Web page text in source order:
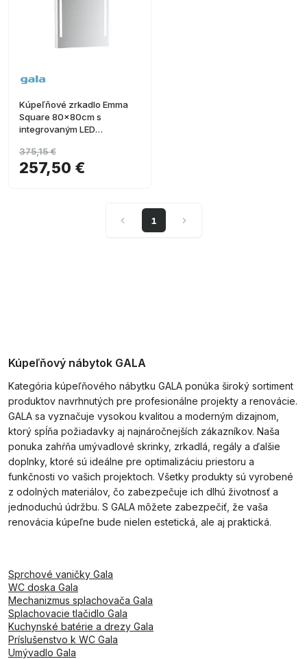
Kúpeľňové zrkadlo Emma
Square 80x80cm s
integrovaným LED
257,50 €
375,15 €
1
Kúpeľňový nábytok GALA
Kategória kúpeľňového nábytku GALA ponúka široký sortiment
produktov navrhnutých pre profesionálne projekty a renovácie.
GALA sa vyznačuje vysokou kvalitou a moderným dizajnom,
ktorý spĺňa požiadavky aj najnáročnejších zákazníkov. Naša
ponuka zahŕňa umývadlové skrinky, zrkadlá, regály a ďalšie
doplnky, ktoré sú ideálne pre optimalizáciu priestoru a
funkčnosti vo vašich projektoch. Všetky produkty sú vyrobené
z odolných materiálov, čo zabezpečuje ich dlhú životnosť a
jednoduchú údržbu. S GALA môžete zabezpečiť, že vaša
renovácia kúpeľne bude nielen estetická, ale aj praktická.
Sprchové vaničky Gala
WC doska Gala
Mechanizmus splachovača Gala
Splachovacie tlačidlo Gala
Kuchynské batérie a drezy Gala
Príslušenstvo k WC Gala
Umývadlo Gala